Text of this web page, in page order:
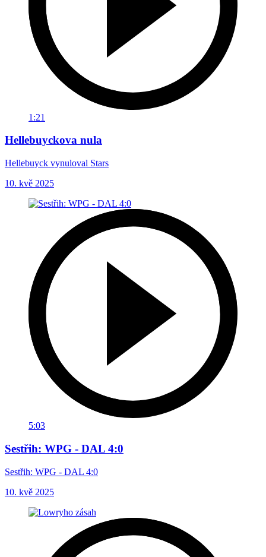
1:21
Hellebuyckova nula
Hellebuyck vynuloval Stars
10. kvě 2025
5:03
Sestřih: WPG - DAL 4:0
Sestřih: WPG - DAL 4:0
10. kvě 2025